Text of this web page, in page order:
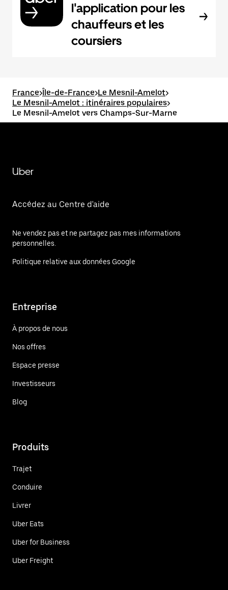
l'application pour les
chauffeurs et les
coursiers
France>Île-de-France>Le Mesnil-Amelot>
Le Mesnil-Amelot : itinéraires populaires>
Le Mesnil-Amelot vers Champs-Sur-Marne
Uber
Accédez au Centre d'aide
Ne vendez pas et ne partagez pas mes informations
personnelles.
Politique relative aux données Google
Entreprise
À propos de nous
Nos offres
Espace presse
Investisseurs
Blog
Produits
Trajet
Conduire
Livrer
Uber Eats
Uber for Business
Uber Freight